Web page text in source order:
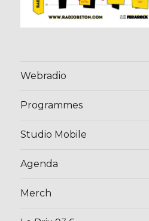
Webradio
Programmes
Studio Mobile
Agenda
Merch